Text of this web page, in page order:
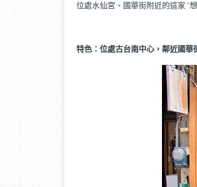
位處水仙宮、國華街附近的這家 “
特色：位處古台南中心，鄰近國華